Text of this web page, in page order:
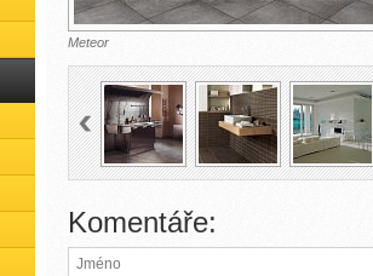
Meteor
Komentáře: